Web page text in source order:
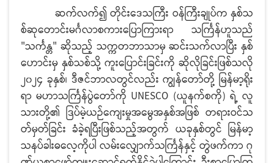
ဆက်လက်၍ တိုင်းဒေသကြီး ဝန်ကြီးချုပ်က နှစ်သ
စ်ဆုတောင်းမင်္ဂလာစကားပြောကြားရာ သင်္ကြန်ဟူသည်
"သင်္ကန္တ" ဆိုသည့် သက္ကတဘာသာမှ ဆင်းသက်လာပြီး နှစ်
ဟောင်းမှ နှစ်သစ်သို့ ကူးပြောင်းခြင်းကို ဆိုလိုခြင်းဖြစ်သလို
၂၀၂၄ ခုနှစ်၊ ဒီဇင်ဘာလတွင်လည်း ကျွန်တော်တို့ မြန်မာ့ရိုး
ရာ မဟာသင်္ကြန်ပွဲတော်ကို UNESCO (ယူနက်စကို) ရဲ့ လူ
သားတို့၏ ဒြပ်မဲ့ယဉ်ကျေးမှုအမွေအနှစ်အဖြစ် တရားဝင်သ
တ်မှတ်ခြင်း ခံခဲ့ရပြီးဖြစ်သည့်အတွက် ယခုနှစ်တွင် မြန်မာ့
သနပ်ခါးဓလေ့ကိုပါ လမ်းလျှောက်သင်္ကြန်နှင့် တွဲဖက်ကာ ဂု